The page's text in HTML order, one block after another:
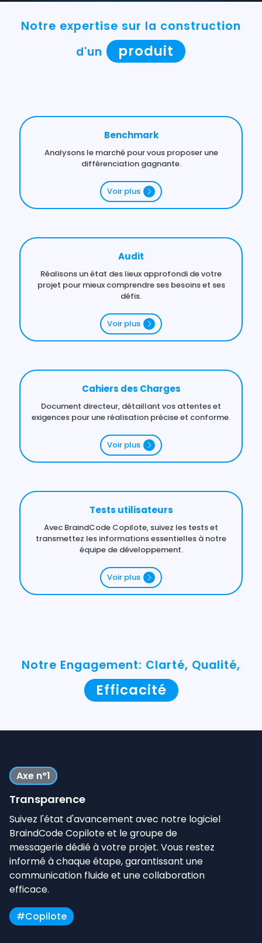
Notre expertise sur la construction
d'un
produit
Benchmark
Analysons le marché pour vous proposer une
différenciation gagnante.
Voir plus
Audit
Réalisons un état des lieux approfondi de votre
projet pour mieux comprendre ses besoins et ses
défis.
Voir plus
Cahiers des Charges
Document directeur, détaillant vos attentes et
exigences pour une réalisation précise et conforme.
Voir plus
Tests utilisateurs
Avec BraindCode Copilote, suivez les tests et
transmettez les informations essentielles à notre
équipe de développement.
Voir plus
Notre Engagement: Clarté, Qualité,
Efficacité
Axe n°1
Transparence
Suivez l'état d'avancement avec notre logiciel
BraindCode Copilote et le groupe de
messagerie dédié à votre projet. Vous restez
informé à chaque étape, garantissant une
communication fluide et une collaboration
efficace.
#Copilote